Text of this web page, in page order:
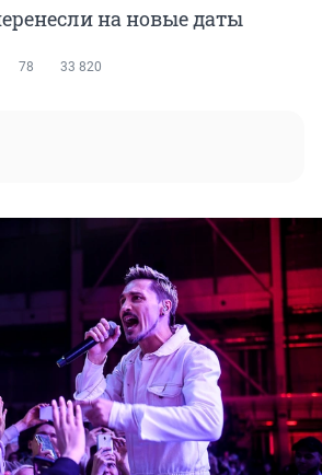
на новые даты
78 33 820